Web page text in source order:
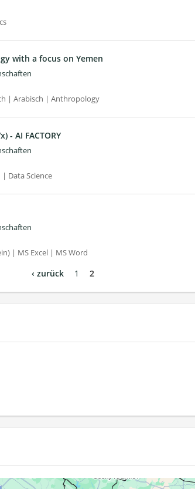
with a focus on Yemen
| Arabisch | Anthropology
- AI FACTORY
Data Science
| MS Excel | MS Word
‹ zurück 1 2